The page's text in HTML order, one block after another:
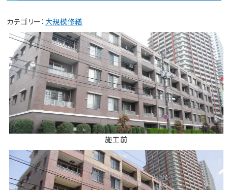
カテゴリー： 大規模修繕
施工前